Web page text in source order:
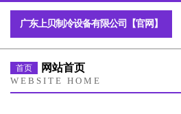
广东上贝制冷设备有限公司【官网】
首页 网站首页
WEBSITE HOME